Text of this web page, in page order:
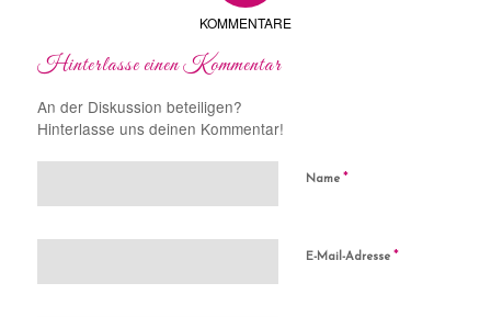
KOMMENTARE
Hinterlasse einen Kommentar
An der Diskussion beteiligen?
Hinterlasse uns deinen Kommentar!
Name *
E-Mail-Adresse *